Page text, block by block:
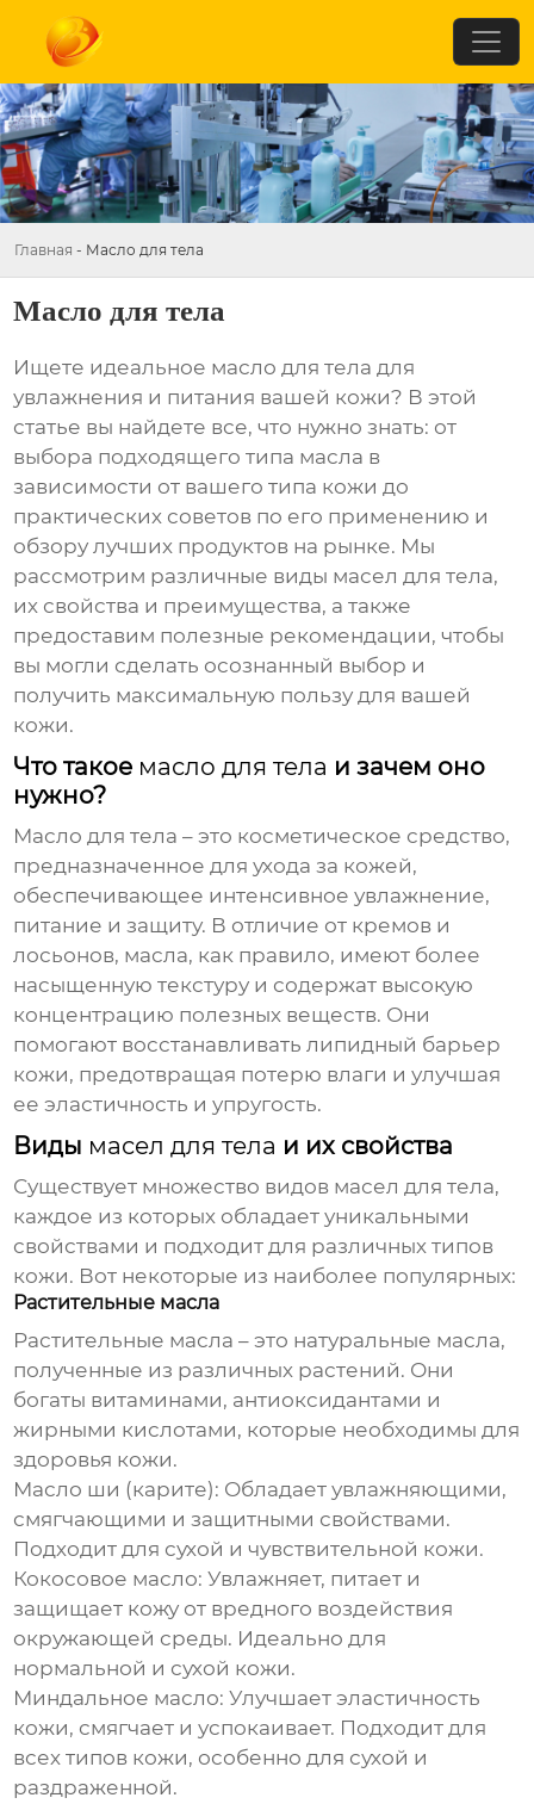
Главная - Масло для тела
Масло для тела
Ищете идеальное масло для тела для
увлажнения и питания вашей кожи? В этой
статье вы найдете все, что нужно знать: от
выбора подходящего типа масла в
зависимости от вашего типа кожи до
практических советов по его применению и
обзору лучших продуктов на рынке. Мы
рассмотрим различные виды масел для тела,
их свойства и преимущества, а также
предоставим полезные рекомендации, чтобы
вы могли сделать осознанный выбор и
получить максимальную пользу для вашей
кожи.
Что такое масло для тела и зачем оно
нужно?
Масло для тела – это косметическое средство,
предназначенное для ухода за кожей,
обеспечивающее интенсивное увлажнение,
питание и защиту. В отличие от кремов и
лосьонов, масла, как правило, имеют более
насыщенную текстуру и содержат высокую
концентрацию полезных веществ. Они
помогают восстанавливать липидный барьер
кожи, предотвращая потерю влаги и улучшая
ее эластичность и упругость.
Виды масел для тела и их свойства
Существует множество видов масел для тела,
каждое из которых обладает уникальными
свойствами и подходит для различных типов
кожи. Вот некоторые из наиболее популярных:
Растительные масла
Растительные масла – это натуральные масла,
полученные из различных растений. Они
богаты витаминами, антиоксидантами и
жирными кислотами, которые необходимы для
здоровья кожи.
Масло ши (карите): Обладает увлажняющими,
смягчающими и защитными свойствами.
Подходит для сухой и чувствительной кожи.
Кокосовое масло: Увлажняет, питает и
защищает кожу от вредного воздействия
окружающей среды. Идеально для
нормальной и сухой кожи.
Миндальное масло: Улучшает эластичность
кожи, смягчает и успокаивает. Подходит для
всех типов кожи, особенно для сухой и
раздраженной.